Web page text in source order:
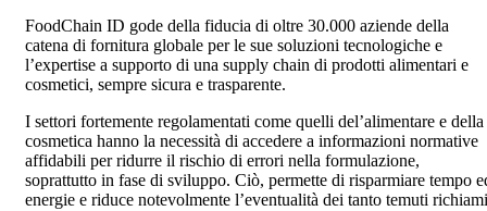
FoodChain ID gode della fiducia di oltre 30.000 aziende della
catena di fornitura globale per le sue soluzioni tecnologiche e
l’expertise a supporto di una supply chain di prodotti alimentari e
cosmetici, sempre sicura e trasparente.
I settori fortemente regolamentati come quelli del’alimentare e della
cosmetica hanno la necessità di accedere a informazioni normative
affidabili per ridurre il rischio di errori nella formulazione,
soprattutto in fase di sviluppo. Ciò, permette di risparmiare tempo
energie e riduce notevolmente l’eventualità dei tanto temuti